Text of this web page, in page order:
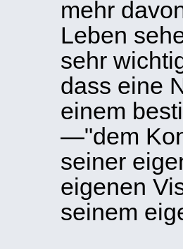
mehr
Leben
sehr
dass eine
einem
—"dem
seiner
eigenen
seinem